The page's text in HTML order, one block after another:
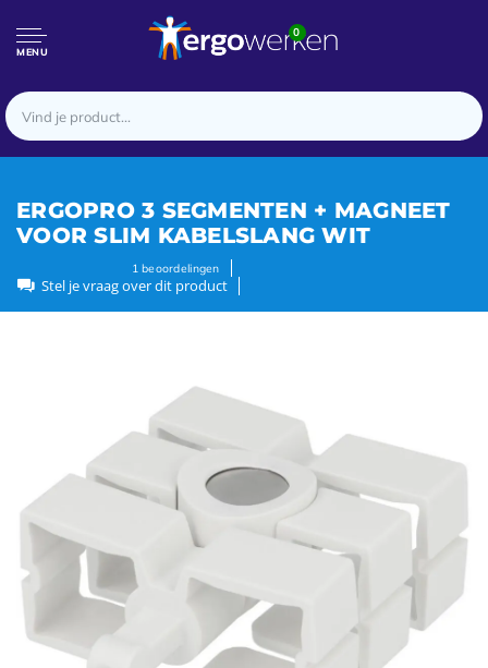
MENU
0
ERGOPRO 3 SEGMENTEN + MAGNEET
VOOR SLIM KABELSLANG WIT
1 beoordelingen
Stel je vraag over dit product